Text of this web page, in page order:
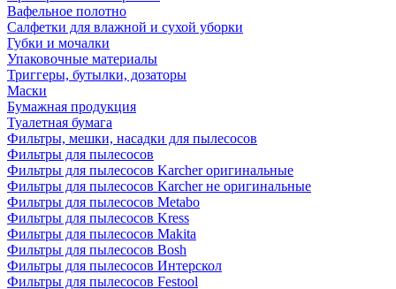
Вафельное полотно
Салфетки для влажной и сухой уборки
Губки и мочалки
Упаковочные материалы
Триггеры, бутылки, дозаторы
Маски
Бумажная продукция
Туалетная бумага
Фильтры, мешки, насадки для пылесосов
Фильтры для пылесосов
Фильтры для пылесосов Karcher оригинальные
Фильтры для пылесосов Karcher не оригинальные
Фильтры для пылесосов Metabo
Фильтры для пылесосов Kress
Фильтры для пылесосов Makita
Фильтры для пылесосов Bosh
Фильтры для пылесосов Интерскол
Фильтры для пылесосов Festool